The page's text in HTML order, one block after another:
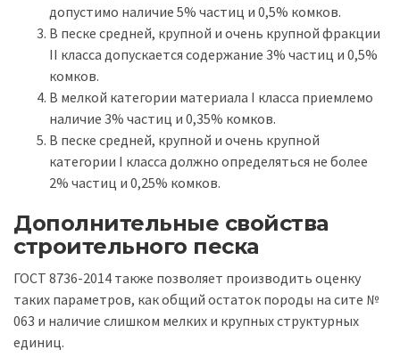
допустимо наличие 5% частиц и 0,5% комков.
В песке средней, крупной и очень крупной фракции
II класса допускается содержание 3% частиц и 0,5%
комков.
В мелкой категории материала I класса приемлемо
наличие 3% частиц и 0,35% комков.
В песке средней, крупной и очень крупной
категории I класса должно определяться не более
2% частиц и 0,25% комков.
Дополнительные свойства
строительного песка
ГОСТ 8736-2014 также позволяет производить оценку
таких параметров, как общий остаток породы на сите №
063 и наличие слишком мелких и крупных структурных
единиц.